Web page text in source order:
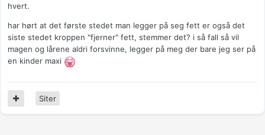
hvert.
har hørt at det første stedet man legger på seg fett er også det
siste stedet kroppen "fjerner" fett, stemmer det? i så fall så vil
magen og lårene aldri forsvinne, legger på meg der bare jeg ser på
en kinder maxi
Siter